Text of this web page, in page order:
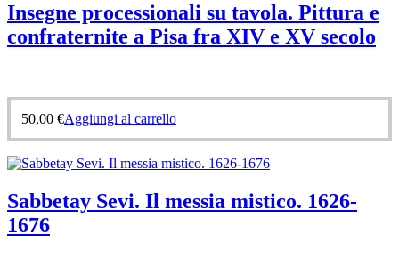
Insegne processionali su tavola. Pittura e
confraternite a Pisa fra XIV e XV secolo
50,00 €Aggiungi al carrello
Sabbetay Sevi. Il messia mistico. 1626-
1676